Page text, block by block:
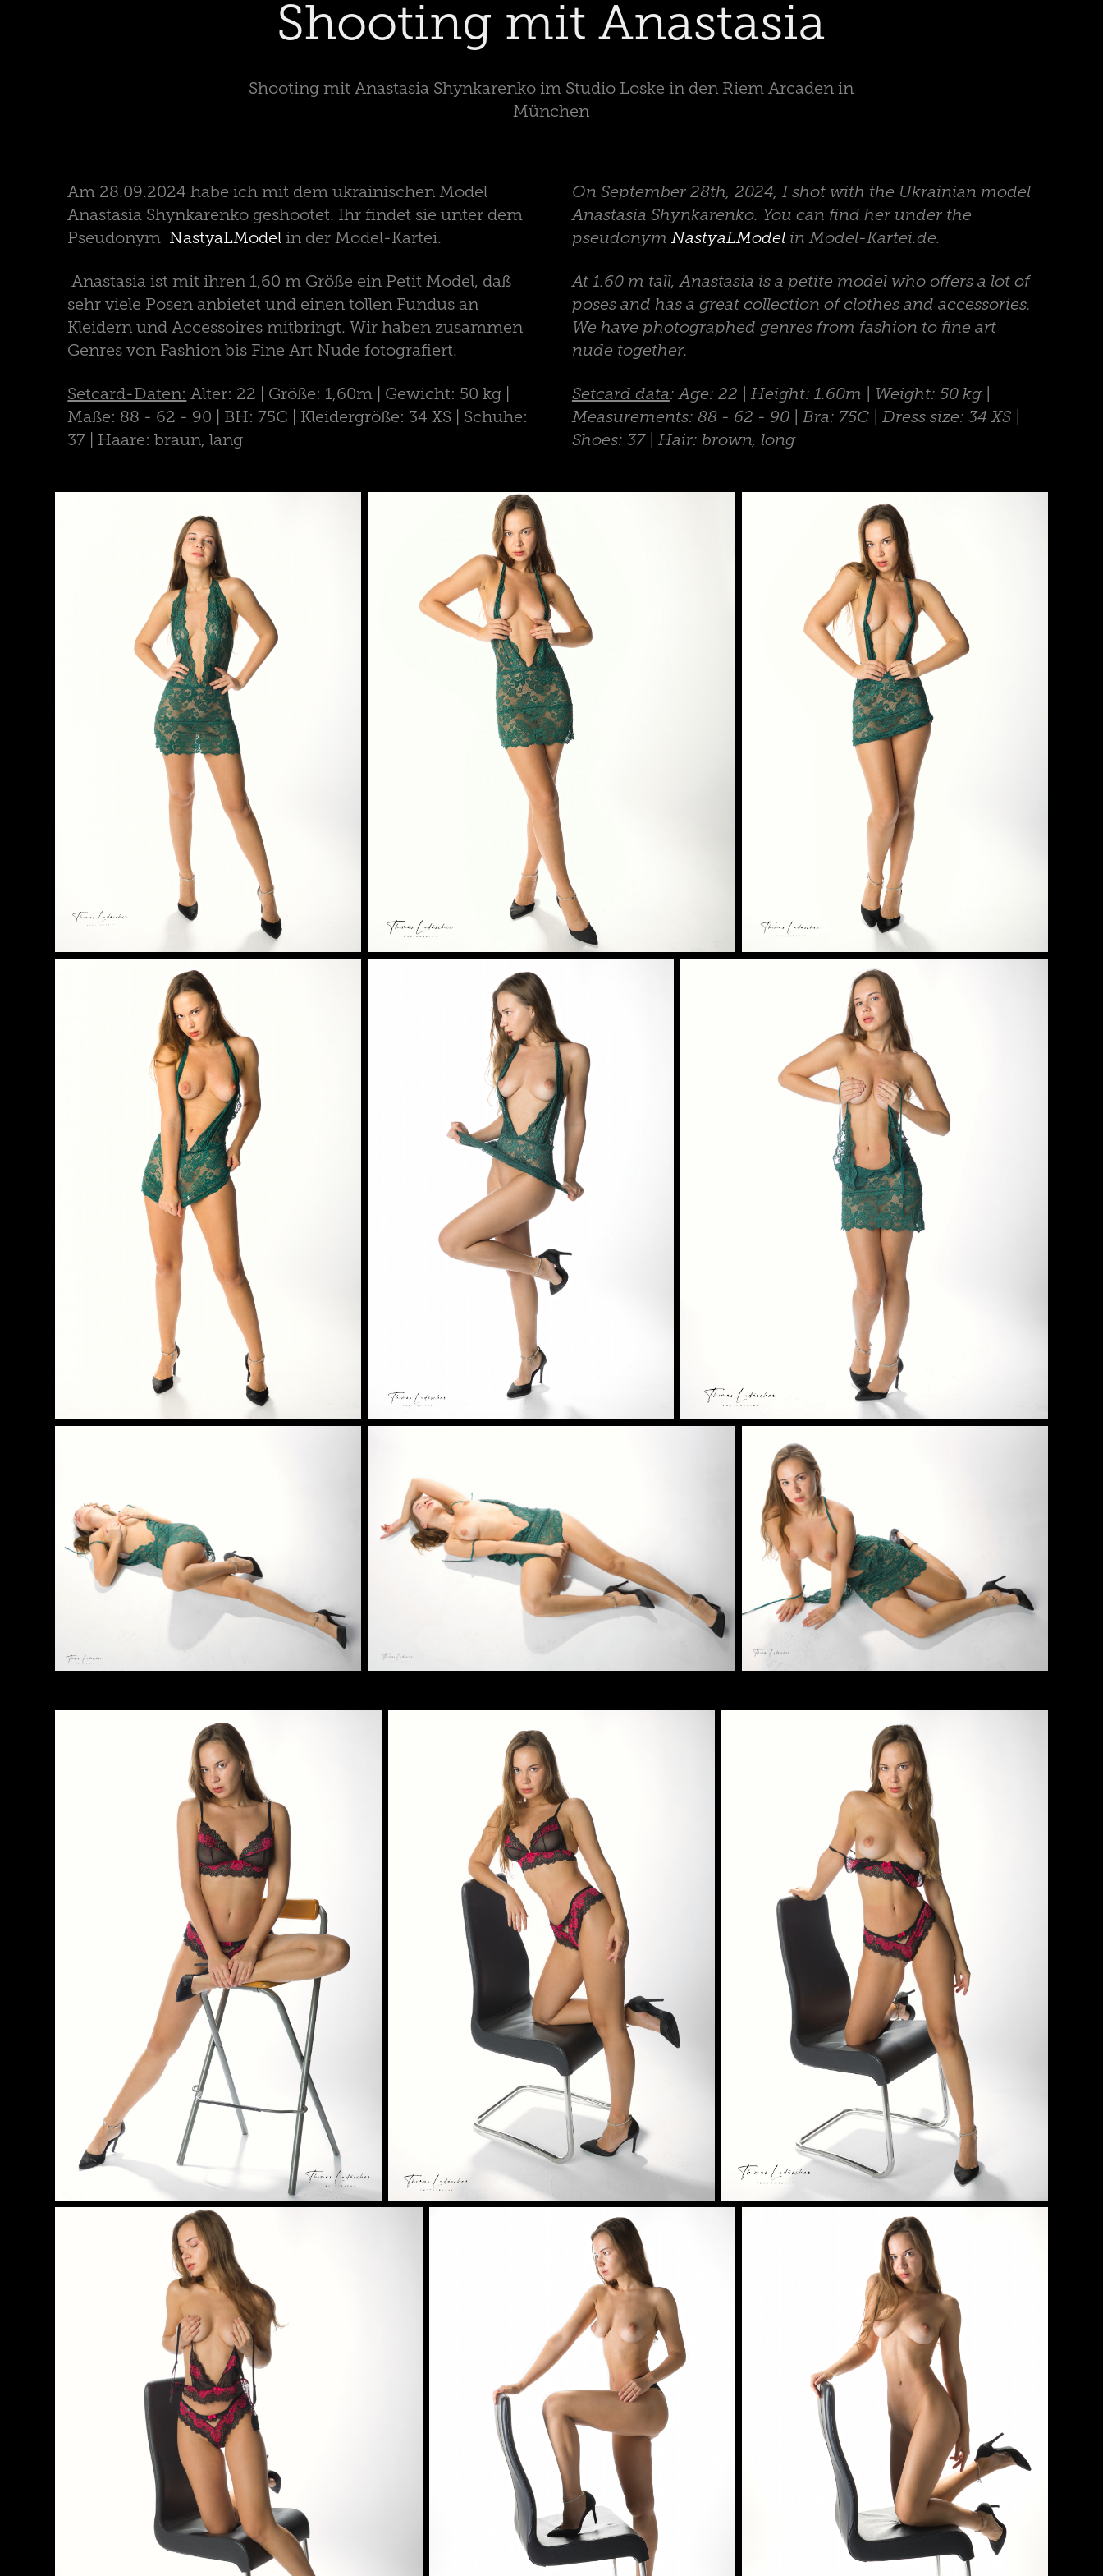
Shooting mit Anastasia
Shooting mit Anastasia Shynkarenko im Studio Loske in den Riem Arcaden in
München
Am 28.09.2024 habe ich mit dem ukrainischen Model
Anastasia Shynkarenko geshootet. Ihr findet sie unter dem
Pseudonym NastyaLModel in der Model-Kartei.
Anastasia ist mit ihren 1,60 m Größe ein Petit Model, daß
sehr viele Posen anbietet und einen tollen Fundus an
Kleidern und Accessoires mitbringt. Wir haben zusammen
Genres von Fashion bis Fine Art Nude fotografiert.
Setcard-Daten: Alter: 22 | Größe: 1,60m | Gewicht: 50 kg |
Maße: 88 - 62 - 90 | BH: 75C | Kleidergröße: 34 XS | Schuhe:
37 | Haare: braun, lang
On September 28th, 2024, I shot with the Ukrainian model
Anastasia Shynkarenko. You can find her under the
pseudonym NastyaLModelin Model-Kartei.de.
At 1.60 m tall, Anastasia is a petite model who offers a lot of
poses and has a great collection of clothes and accessories.
We have photographed genres from fashion to fine art
nude together.
Setcard data: Age: 22 | Height: 1.60m | Weight: 50 kg |
Measurements: 88 - 62 - 90 | Bra: 75C | Dress size: 34 XS |
Shoes: 37 | Hair: brown, long